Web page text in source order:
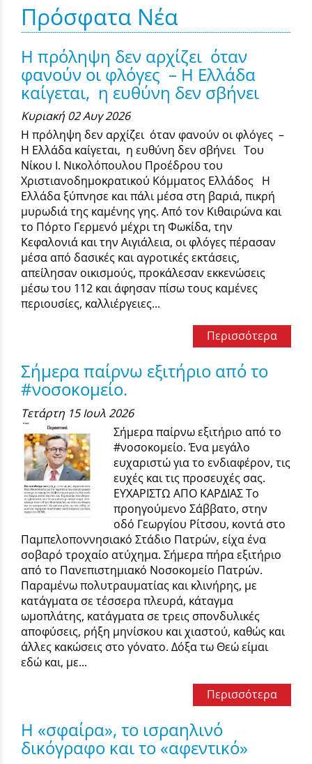
Πρόσφατα Νέα
Η πρόληψη δεν αρχίζει όταν
φανούν οι φλόγες – Η Ελλάδα
καίγεται, η ευθύνη δεν σβήνει
Κυριακή 02 Αυγ 2026
Η πρόληψη δεν αρχίζει όταν φανούν οι φλόγες –
Η Ελλάδα καίγεται, η ευθύνη δεν σβήνει Του
Νίκου Ι. Νικολόπουλου Προέδρου του
Χριστιανοδημοκρατικού Κόμματος Ελλάδος Η
Ελλάδα ξύπνησε και πάλι μέσα στη βαριά, πικρή
μυρωδιά της καμένης γης. Από τον Κιθαιρώνα και
το Πόρτο Γερμενό μέχρι τη Φωκίδα, την
Κεφαλονιά και την Αιγιάλεια, οι φλόγες πέρασαν
μέσα από δασικές και αγροτικές εκτάσεις,
απείλησαν οικισμούς, προκάλεσαν εκκενώσεις
μέσω του 112 και άφησαν πίσω τους καμένες
περιουσίες, καλλιέργειες...
Περισσότερα
Σήμερα παίρνω εξιτήριο από το
#νοσοκομείο.
Τετάρτη 15 Ιουλ 2026
Σήμερα παίρνω εξιτήριο από το
#νοσοκομείο. Ένα μεγάλο
ευχαριστώ για το ενδιαφέρον, τις
ευχές και τις προσευχές σας.
ΕΥΧΑΡΙΣΤΩ ΑΠΟ ΚΑΡΔΙΑΣ Το
προηγούμενο Σάββατο, στην
οδό Γεωργίου Ρίτσου, κοντά στο
Παμπελοποννησιακό Στάδιο Πατρών, είχα ένα
σοβαρό τροχαίο ατύχημα. Σήμερα πήρα εξιτήριο
από το Πανεπιστημιακό Νοσοκομείο Πατρών.
Παραμένω πολυτραυματίας και κλινήρης, με
κατάγματα σε τέσσερα πλευρά, κάταγμα
ωμοπλάτης, κατάγματα σε τρεις σπονδυλικές
αποφύσεις, ρήξη μηνίσκου και χιαστού, καθώς και
άλλες κακώσεις στο γόνατο. Δόξα τω Θεώ είμαι
εδώ και, με...
Περισσότερα
Η «σφαίρα», το ισραηλινό
δικόγραφο και το «αφεντικό»